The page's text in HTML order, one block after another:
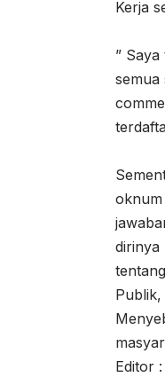
Kerja
”
semua
oknum
dirinya
Editor